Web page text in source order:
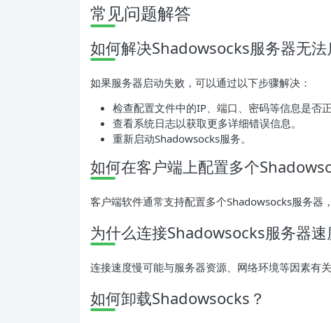
常见问题解答
如何解决Shadowsocks服务器无法
如果服务器启动失败，可以通过以下步骤解决：
检查配置文件中的IP、端口、密码等信息是否正
查看系统日志以获取更多详细错误信息。
重新启动Shadowsocks服务。
如何在客户端上配置多个
客户端软件通常支持配置多个Shadowsocks服务器
为什么连接Shadowsocks服务器速
连接速度慢可能与服务器资源、网络环境等因素有
如何卸载Shadowsocks？